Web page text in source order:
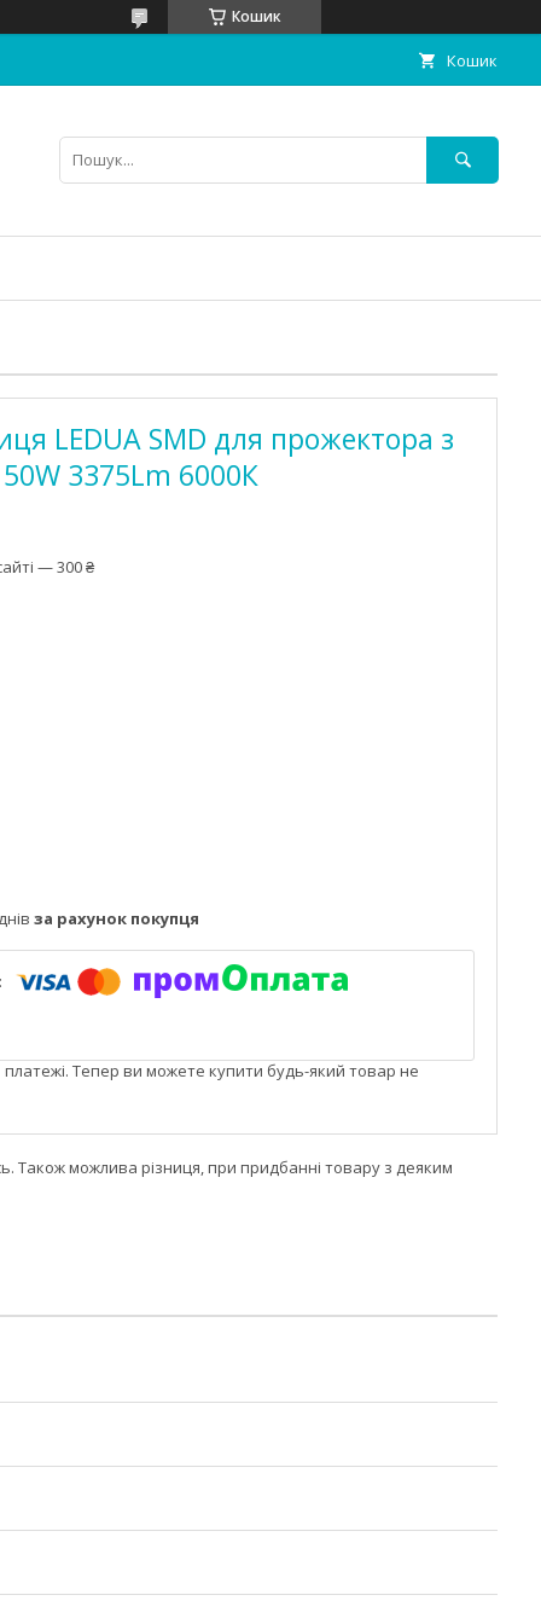
Кошик
Кошик
LEDUA SMD для прожектора з
3375Lm 6000К
— 300 ₴
за рахунок покупця
платежі. Тепер ви можете купити будь-який товар не
Також можлива різниця, при придбанні товару з деяким